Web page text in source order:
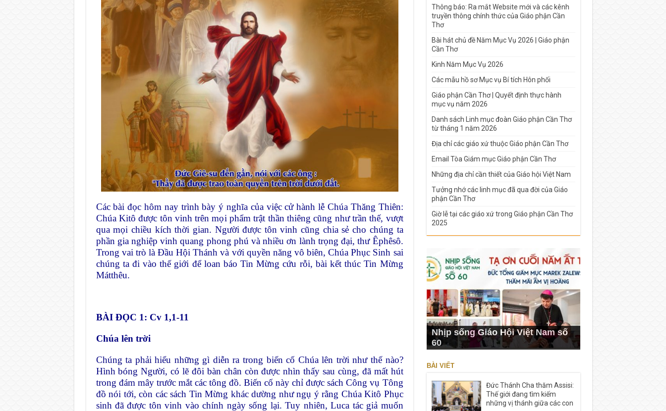
Các bài đọc hôm nay trình bày ý nghĩa của việc cử hành lễ Chúa Thăng Thiên:
Chúa Kitô được tôn vinh trên mọi phẩm trật thần thiêng cũng như trần thế, vượt
qua mọi chiều kích thời gian. Người được tôn vinh cũng chia sẻ cho chúng ta
phần gia nghiệp vinh quang phong phú và nhiều ơn lành trọng đại, thư Êphêsô.
Trong vai trò là Đầu Hội Thánh và với quyền năng vô biên, Chúa Phục Sinh sai
chúng ta đi vào thế giới để loan báo Tin Mừng cứu rỗi, bài kết thúc Tin Mừng
Mátthêu.
BÀI ĐỌC 1: Cv 1,1-11
Chúa lên trời
Chúng ta phải hiểu những gì diễn ra trong biến cố Chúa lên trời như thế nào?
Hình bóng Người, có lẽ đôi bàn chân còn được nhìn thấy sau cùng, đã mất hút
trong đám mây trước mắt các tông đồ. Biến cố này chỉ được sách Công vụ Tông
đồ nói tới, còn các sách Tin Mừng khác dường như ngụ ý rằng Chúa Kitô Phục
sinh đã được tôn vinh vào chính ngày sống lại. Tuy nhiên, Luca tác giả muốn
Thông báo: Ra mắt Website mới và các kênh
truyền thông chính thức của Giáo phận Cần
Thơ
Bài hát chủ đề Năm Mục Vụ 2026 | Giáo phận
Cần Thơ
Kinh Năm Mục Vụ 2026
Các mẫu hồ sơ Mục vụ Bí tích Hôn phối
Giáo phận Cần Thơ | Quyết định thực hành
mục vụ năm 2026
Danh sách Linh mục đoàn Giáo phận Cần Thơ
từ tháng 1 năm 2026
Địa chỉ các giáo xứ thuộc Giáo phận Cần Thơ
Email Tòa Giám mục Giáo phận Cần Thơ
Những địa chỉ cần thiết của Giáo hội Việt Nam
Tưởng nhớ các linh mục đã qua đời của Giáo
phận Cần Thơ
Giờ lễ tại các giáo xứ trong Giáo phận Cần Thơ
2025
Nhịp sống Giáo Hội Việt Nam số
60
BÀI VIẾT
Đức Thánh Cha thăm Assisi:
Thế giới đang tìm kiếm
những vị thánh giữa các con